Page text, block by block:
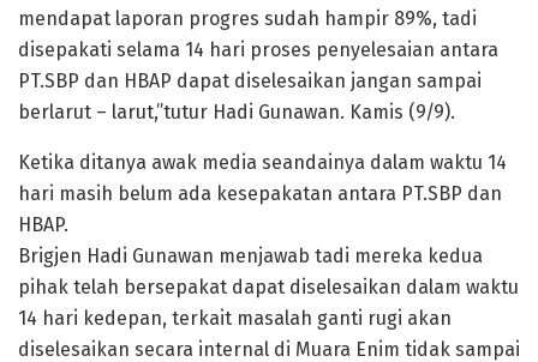
mendapat laporan progres sudah hampir 89%, tadi
disepakati selama 14 hari proses penyelesaian antara
PT.SBP dan HBAP dapat diselesaikan jangan sampai
berlarut – larut,”tutur Hadi Gunawan. Kamis (9/9).
Ketika ditanya awak media seandainya dalam waktu 14
hari masih belum ada kesepakatan antara PT.SBP dan
HBAP.
Brigjen Hadi Gunawan menjawab tadi mereka kedua
pihak telah bersepakat dapat diselesaikan dalam waktu
14 hari kedepan, terkait masalah ganti rugi akan
diselesaikan secara internal di Muara Enim tidak sampai